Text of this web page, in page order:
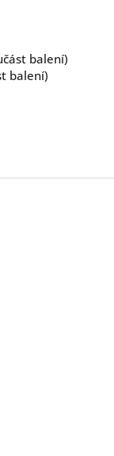
balení)
balení)